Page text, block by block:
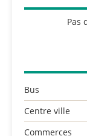
Pas
Bus
Centre ville
Commerces